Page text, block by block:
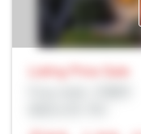
Listing Price Sale